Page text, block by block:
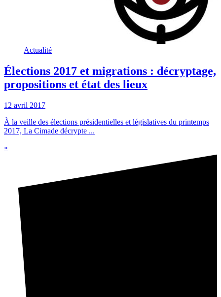
Actualité
Élections 2017 et migrations : décryptage,
propositions et état des lieux
12 avril 2017
À la veille des élections présidentielles et législatives du printemps
2017, La Cimade décrypte ...
»